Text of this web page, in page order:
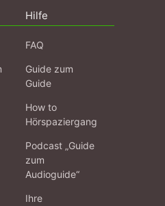
Hilfe
FAQ
Guide zum
Guide
How to
Hörspaziergang
Podcast „Guide
zum
Audioguide“
Ihre